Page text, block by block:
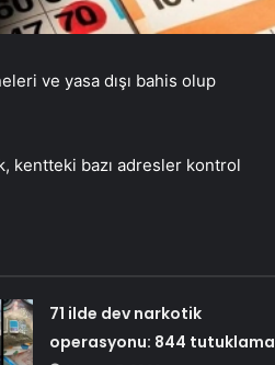
ve yasa dışı bahis olup
kentteki bazı adresler kontrol
71 ilde dev narkotik
operasyonu: 844 tutuklama